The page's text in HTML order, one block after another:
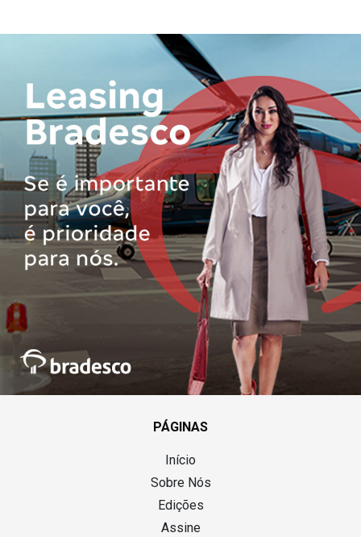
PÁGINAS
Início
Sobre Nós
Edições
Assine